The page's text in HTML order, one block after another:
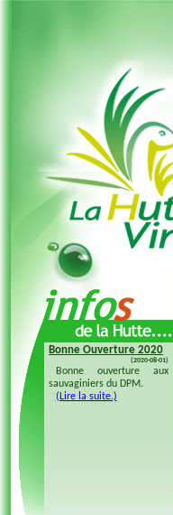
Bonne Ouverture 2020
(2020-08-01)
Bonne ouverture aux
sauvaginiers du DPM.
(Lire la suite.)